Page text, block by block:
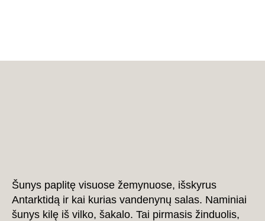
Šunys paplitę visuose žemynuose, išskyrus
Antarktidą ir kai kurias vandenynų salas. Naminiai
šunys kilę iš vilko, šakalo. Tai pirmasis žinduolis,